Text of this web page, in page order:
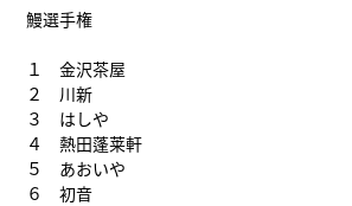
鰻選手権
１ 金沢茶屋
２ 川新
３ はしや
４ 熱田蓬莱軒
５ あおいや
６ 初音